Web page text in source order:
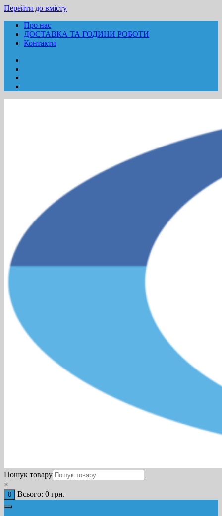
Перейти до вмісту
Про нас
ДОСТАВКА ТА ГОДИНИ РОБОТИ
Контакти
Пошук товару
×
0 Всього: 0 грн.